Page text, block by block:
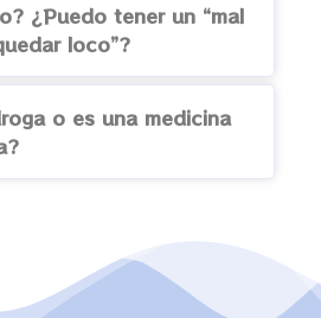
¿Puedo tener un “mal
loco”?
o es una medicina